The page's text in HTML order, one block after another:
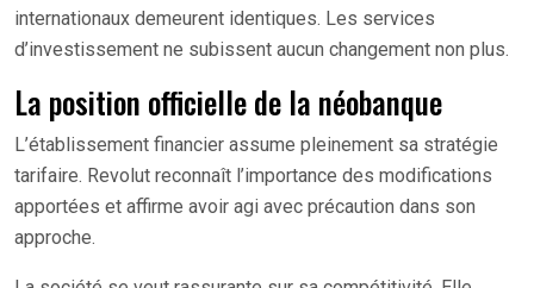
internationaux demeurent identiques. Les services
d’investissement ne subissent aucun changement non plus.
La position officielle de la néobanque
L’établissement financier assume pleinement sa stratégie
tarifaire. Revolut reconnaît l’importance des modifications
apportées et affirme avoir agi avec précaution dans son
approche.